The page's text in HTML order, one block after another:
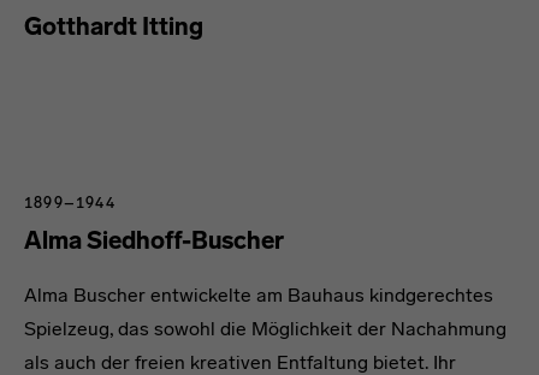
Gotthardt Itting
Alma Siedhoff-Buscher
1899–1944
Alma Buscher entwickelte am Bauhaus kindgerechtes
Spielzeug, das sowohl die Möglichkeit der Nachahmung
als auch der freien kreativen Entfaltung bietet. Ihr